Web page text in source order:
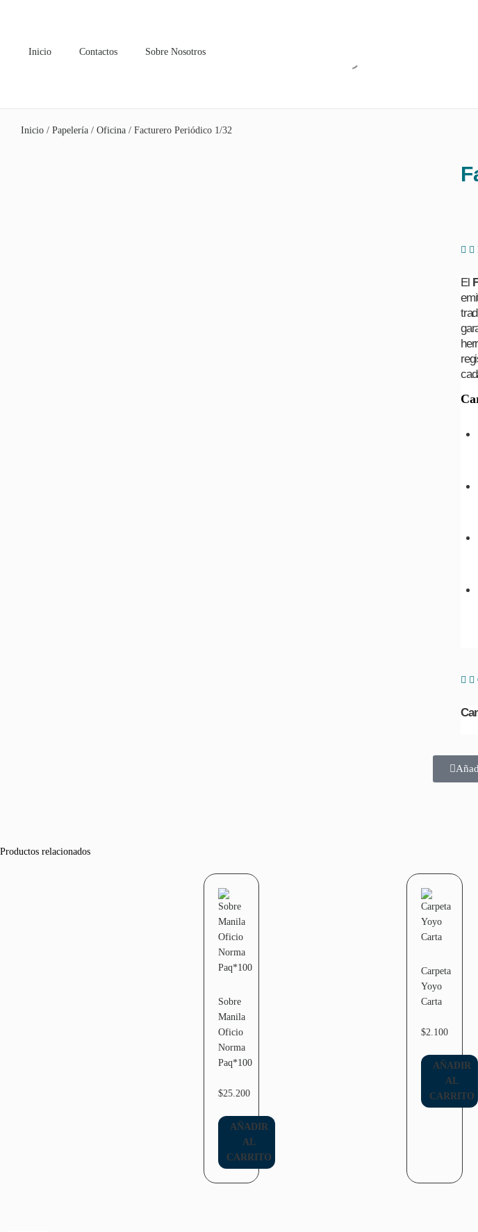
Inicio Contactos Sobre Nosotros
Inicio / Papelería / Oficina / Facturero Periódico 1/32
El
Productos relacionados
Sobre
Manila
Oficio
Norma
Paq*100
$25.200
AÑADIR
AL
CARRITO
Carpeta
Yoyo
Carta
$2.100
AÑADIR
AL
CARRITO